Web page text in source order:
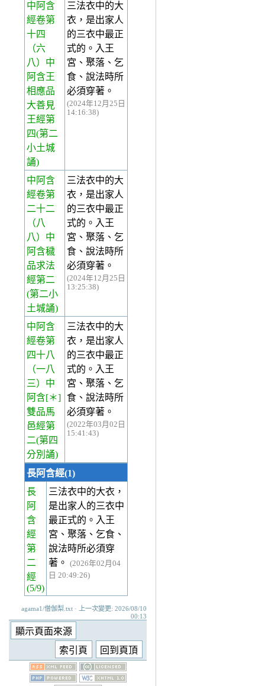
中阿含
經卷第
十四
（六
八）中
阿含王
相應品
大善見
王經第
四(第二
小土城
誦)
三法衣中的大
衣，是出家人
的三衣中最正
式的。入王
宮、聚落、乞
食、說法時所
必須穿著。
(2024年12月25日
14:16:38)
中阿含
經卷第
二十二
（八
八）中
阿含穢
品求法
經第二
(第二小
土城誦)
三法衣中的大
衣，是出家人
的三衣中最正
式的。入王
宮、聚落、乞
食、說法時所
必須穿著。
(2024年12月25日
13:25:38)
中阿含
經卷第
四十八
（一八
三）中
阿含[＊]
雙品馬
邑經第
二(第四
分別誦)
三法衣中的大
衣，是出家人
的三衣中最正
式的。入王
宮、聚落、乞
食、說法時所
必須穿著。
(2022年03月02日
15:41:43)
長阿含經(1)
長
阿
含
經
第
二
經
(5/9)
三法衣中的大衣，
是出家人的三衣中
最正式的。入王
宮、聚落、乞食、
說法時所必須穿
著。
(2026年02月04
日 20:49:26)
agama1/僧伽梨.txt · 上一次變更: 2026/08/10
00:13